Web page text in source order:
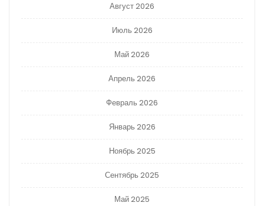
Август 2026
Июль 2026
Май 2026
Апрель 2026
Февраль 2026
Январь 2026
Ноябрь 2025
Сентябрь 2025
Май 2025